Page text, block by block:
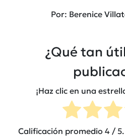
Por: Berenice
¿Qué tan
¡Haz clic en una
Calificación promedio 4 /